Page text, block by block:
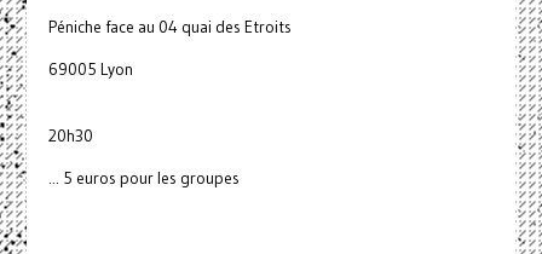
Péniche face au 04 quai des Etroits
69005 Lyon
20h30
... 5 euros pour les groupes